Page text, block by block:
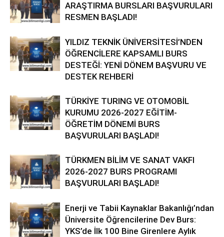
ARAŞTIRMA BURSLARI BAŞVURULARI
RESMEN BAŞLADI!
YILDIZ TEKNİK ÜNİVERSİTESİ’NDEN
ÖĞRENCİLERE KAPSAMLI BURS
DESTEĞİ: YENİ DÖNEM BAŞVURU VE
DESTEK REHBERİ
TÜRKİYE TURING VE OTOMOBİL
KURUMU 2026-2027 EĞİTİM-
ÖĞRETİM DÖNEMİ BURS
BAŞVURULARI BAŞLADI!
TÜRKMEN BİLİM VE SANAT VAKFI
2026-2027 BURS PROGRAMI
BAŞVURULARI BAŞLADI!
Enerji ve Tabii Kaynaklar Bakanlığı’ndan
Üniversite Öğrencilerine Dev Burs:
YKS’de İlk 100 Bine Girenlere Aylık